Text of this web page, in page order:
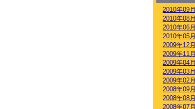
2010年09月
2010年08月
2010年06月
2010年05月
2009年12月
2009年11月
2009年04月
2009年03月
2009年02月
2008年09月
2008年08月
2008年07月